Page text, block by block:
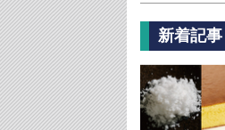
新着記事